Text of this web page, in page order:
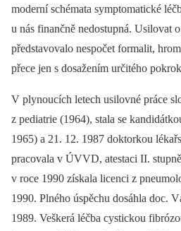
moderní schémata symptomatické
u nás finančně nedostupná. Usilovat
představovalo nespočet formalit,
přece jen s dosažením určitého
V plynoucích letech usilovné práce
z pediatrie (1964), stala se
1965) a 21. 12. 1987 doktorkou
pracovala v ÚVVD, atestaci II.
v roce 1990 získala licenci z
1990. Plného úspěchu dosáhla doc.
1989. Veškerá léčba cystickou